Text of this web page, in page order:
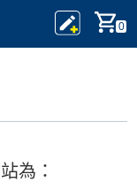
0
為：